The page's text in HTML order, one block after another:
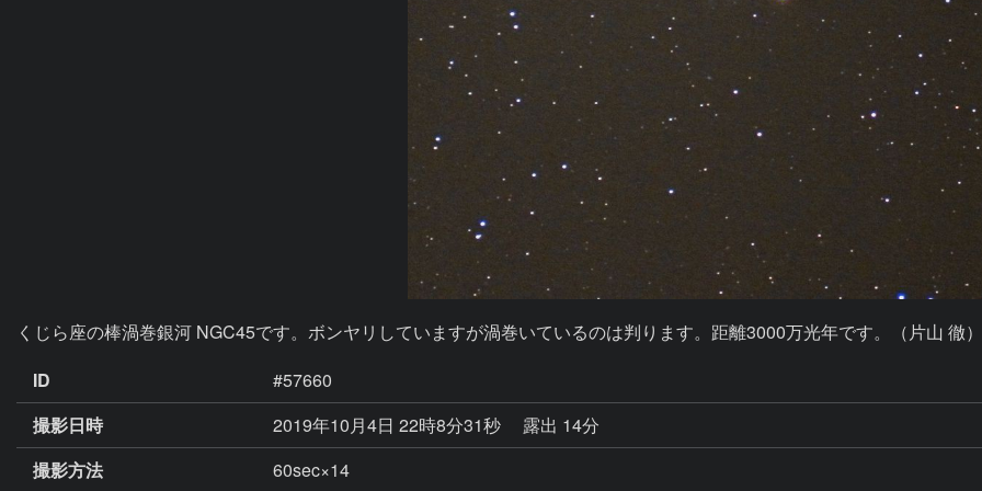
くじら座の棒渦巻銀河 NGC45です。ボンヤリしていますが渦巻いているのは判ります。距離3000万光年です。（片山 徹）
ID
#57660
撮影日時
2019年10月4日 22時8分31秒
露出 14分
撮影方法
60sec×14